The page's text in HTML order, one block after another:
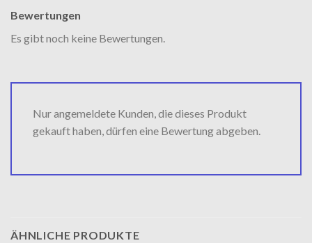
Bewertungen
Es gibt noch keine Bewertungen.
Nur angemeldete Kunden, die dieses Produkt
gekauft haben, dürfen eine Bewertung abgeben.
ÄHNLICHE PRODUKTE